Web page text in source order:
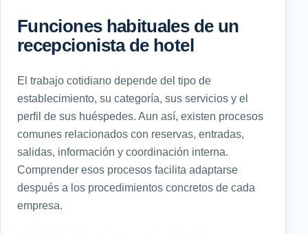
Funciones habituales de un
recepcionista de hotel
El trabajo cotidiano depende del tipo de
establecimiento, su categoría, sus servicios y el
perfil de sus huéspedes. Aun así, existen procesos
comunes relacionados con reservas, entradas,
salidas, información y coordinación interna.
Comprender esos procesos facilita adaptarse
después a los procedimientos concretos de cada
empresa.